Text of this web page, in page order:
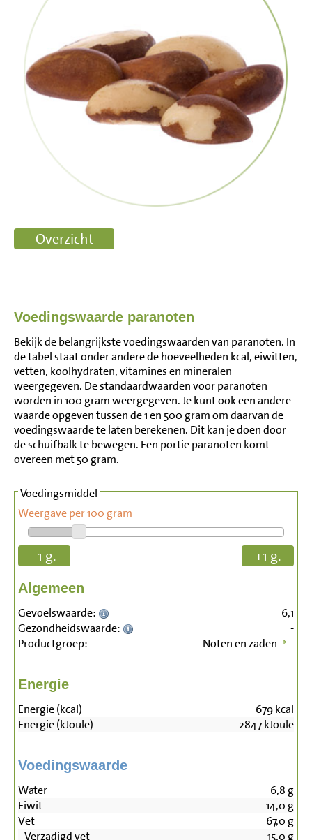
Voedingswaarde paranoten
Bekijk de belangrijkste voedingswaarden van paranoten. In
de tabel staat onder andere de hoeveelheden kcal, eiwitten,
vetten, koolhydraten, vitamines en mineralen
weergegeven. De standaardwaarden voor paranoten
worden in 100 gram weergegeven. Je kunt ook een andere
waarde opgeven tussen de 1 en 500 gram om daarvan de
voedingswaarde te laten berekenen. Dit kan je doen door
de schuifbalk te bewegen. Een portie paranoten komt
overeen met 50 gram.
Voedingsmiddel
Weergave per 100 gram
-1 g. +1 g.
Algemeen
Gevoelswaarde:
6,1
Gezondheidswaarde:
-
Productgroep:
Noten en zaden
Energie
Energie (kcal) 679kcal
Energie (kJoule)
2847kJoule
Voedingswaarde
Water 6,8 g
Eiwit
14,0 g
Vet
67,0 g
Verzadigd vet
15,0 g